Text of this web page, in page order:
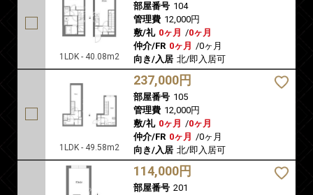
1LDK - 40.08m2
部屋番号 104
管理費 12,000円
敷/礼 0ヶ月 /0ヶ月
仲介/FR 0ヶ月 /0ヶ月
向き/入居 北/即入居可
1LDK - 49.58m2
237,000円
部屋番号 105
管理費 12,000円
敷/礼 0ヶ月 /0ヶ月
仲介/FR 0ヶ月 /0ヶ月
向き/入居 北/即入居可
114,000円
部屋番号 201